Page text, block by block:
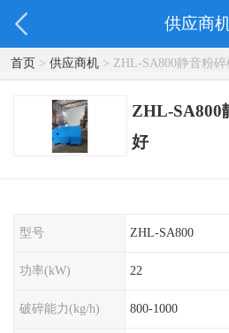
供应商
首页> 供应商机> ZHL-SA800静音粉
ZHL-SA800
好
型号 ZHL-SA800
功率(kW) 22
破碎能力(kg/h) 800-1000